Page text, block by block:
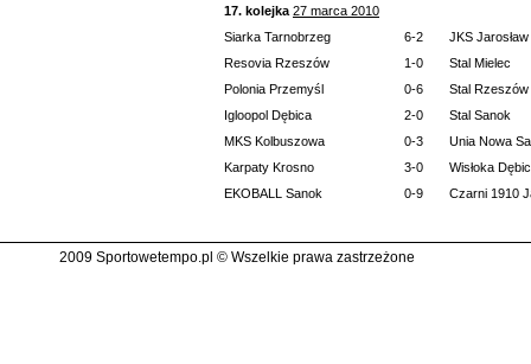
17. kolejka 27 marca 2010
Siarka Tarnobrzeg
6-2
JKS Jarosław
Resovia Rzeszów
1-0
Stal Mielec
Polonia Przemyśl
0-6
Stal Rzeszów
Igloopol Dębica
2-0
Stal Sanok
MKS Kolbuszowa
0-3
Unia Nowa
Karpaty Krosno
3-0
Wisłoka
EKOBALL Sanok
0-9 Czarni 1910
2009 Sportowetempo.pl © Wszelkie prawa zastrzeżone